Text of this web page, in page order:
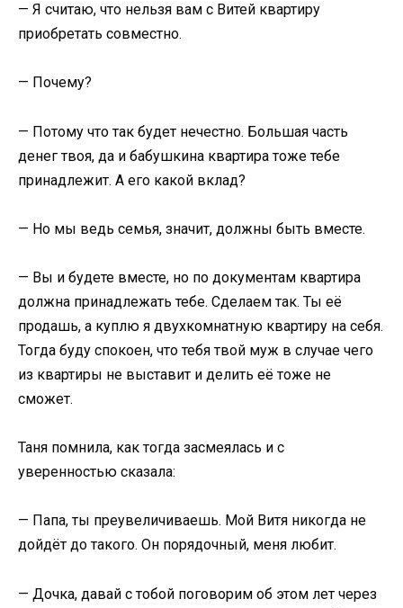
— Я считаю, что нельзя вам с Витей квартиру
приобретать совместно.
— Почему?
— Потому что так будет нечестно. Большая часть
денег твоя, да и бабушкина квартира тоже тебе
принадлежит. А его какой вклад?
— Но мы ведь семья, значит, должны быть вместе.
— Вы и будете вместе, но по документам квартира
должна принадлежать тебе. Сделаем так. Ты её
продашь, а куплю я двухкомнатную квартиру на себя.
Тогда буду спокоен, что тебя твой муж в случае чего
из квартиры не выставит и делить её тоже не
сможет.
Таня помнила, как тогда засмеялась и с
уверенностью сказала:
— Папа, ты преувеличиваешь. Мой Витя никогда не
дойдёт до такого. Он порядочный, меня любит.
— Дочка, давай с тобой поговорим об этом лет через